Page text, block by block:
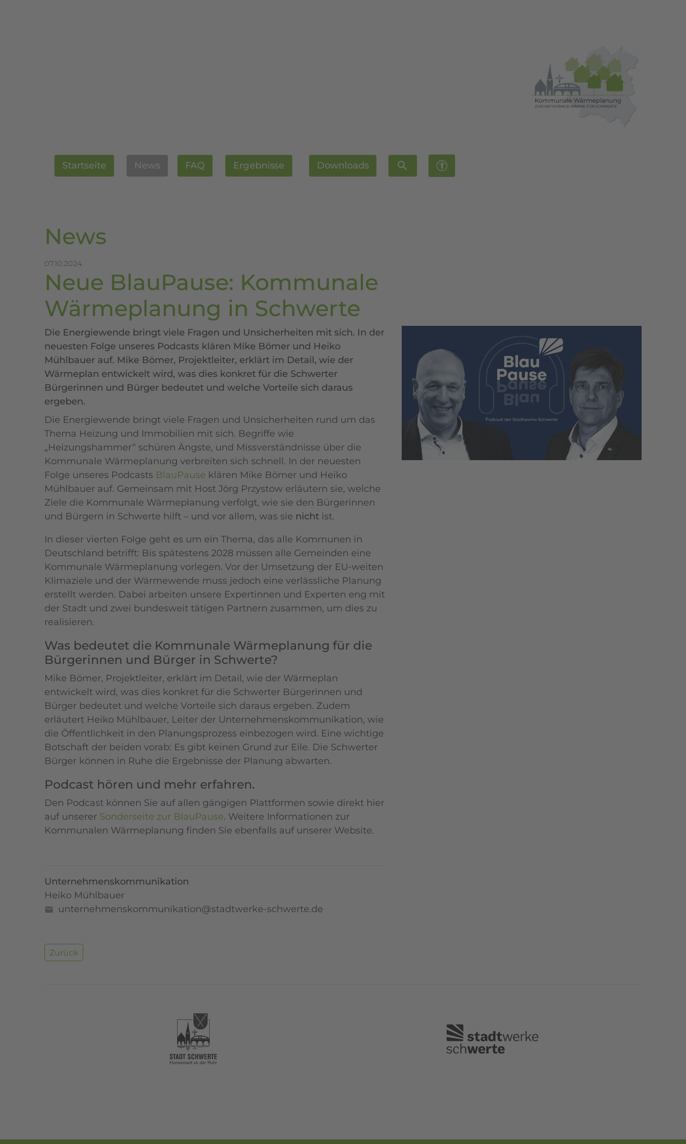
Startseite News FAQ Ergebnisse Downloads
News
07.10.2024
Neue BlauPause: Kommunale
Wärmeplanung in Schwerte
Die Energiewende bringt viele Fragen und Unsicherheiten mit sich. In der
neuesten Folge unseres Podcasts klären Mike Bömer und Heiko
Mühlbauer auf. Mike Bömer, Projektleiter, erklärt im Detail, wie der
Wärmeplan entwickelt wird, was dies konkret für die Schwerter
Bürgerinnen und Bürger bedeutet und welche Vorteile sich daraus
ergeben.
Die Energiewende bringt viele Fragen und Unsicherheiten rund um das
Thema Heizung und Immobilien mit sich. Begriffe wie
„Heizungshammer“ schüren Ängste, und Missverständnisse über die
Kommunale Wärmeplanung verbreiten sich schnell. In der neuesten
Folge unseres Podcasts BlauPause klären Mike Bömer und Heiko
Mühlbauer auf. Gemeinsam mit Host Jörg Przystow erläutern sie, welche
Ziele die Kommunale Wärmeplanung verfolgt, wie sie den Bürgerinnen
und Bürgern in Schwerte hilft – und vor allem, was sie nicht ist.
In dieser vierten Folge geht es um ein Thema, das alle Kommunen in
Deutschland betrifft: Bis spätestens 2028 müssen alle Gemeinden eine
Kommunale Wärmeplanung vorlegen. Vor der Umsetzung der EU-weiten
Klimaziele und der Wärmewende muss jedoch eine verlässliche Planung
erstellt werden. Dabei arbeiten unsere Expertinnen und Experten eng mit
der Stadt und zwei bundesweit tätigen Partnern zusammen, um dies zu
realisieren.
Was bedeutet die Kommunale Wärmeplanung für die
Bürgerinnen und Bürger in Schwerte?
Mike Bömer, Projektleiter, erklärt im Detail, wie der Wärmeplan
entwickelt wird, was dies konkret für die Schwerter Bürgerinnen und
Bürger bedeutet und welche Vorteile sich daraus ergeben. Zudem
erläutert Heiko Mühlbauer, Leiter der Unternehmenskommunikation, wie
die Öffentlichkeit in den Planungsprozess einbezogen wird. Eine wichtige
Botschaft der beiden vorab: Es gibt keinen Grund zur Eile. Die Schwerter
Bürger können in Ruhe die Ergebnisse der Planung abwarten.
Podcast hören und mehr erfahren.
Den Podcast können Sie auf allen gängigen Plattformen sowie direkt hier
auf unserer Sonderseite zur BlauPause. Weitere Informationen zur
Kommunalen Wärmeplanung finden Sie ebenfalls auf unserer Website.
Unternehmenskommunikation
Heiko Mühlbauer
unternehmenskommunikation@stadtwerke-schwerte.de
Zurück